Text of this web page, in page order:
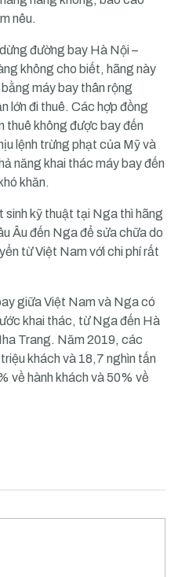
nêu.
đường bay Hà Nội –
không cho biết, hãng này
máy bay thân rộng
lớn đi thuê. Các hợp đồng
thuê không được bay đến
lệnh trừng phạt của Mỹ và
năng khai thác máy bay đến
khăn.
sinh kỹ thuật tại Nga thì hãng
Âu đến Nga để sửa chữa do
từ Việt Nam với chi phí rất
giữa Việt Nam và Nga có
khai thác, từ Nga đến Hà
Trang. Năm 2019, các
khách và 18,7 nghìn tấn
về hành khách và 50% về